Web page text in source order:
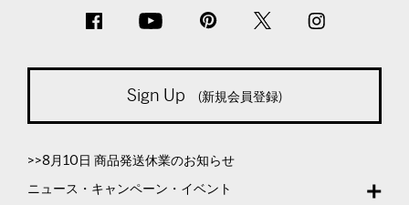
Sign Up (新規会員登録)
>>8月10日 商品発送休業のお知らせ
ニュース・キャンペーン・イベント